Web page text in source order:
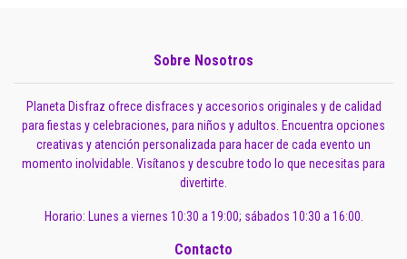
Sobre Nosotros
Planeta Disfraz ofrece disfraces y accesorios originales y de calidad
para fiestas y celebraciones, para niños y adultos. Encuentra opciones
creativas y atención personalizada para hacer de cada evento un
momento inolvidable. Visítanos y descubre todo lo que necesitas para
divertirte.
Horario: Lunes a viernes 10:30 a 19:00; sábados 10:30 a 16:00.
Contacto